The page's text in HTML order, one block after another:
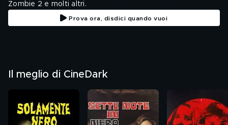
Zombie 2 e molti altri.
Prova ora, disdici quando vuoi
Il meglio di CineDark